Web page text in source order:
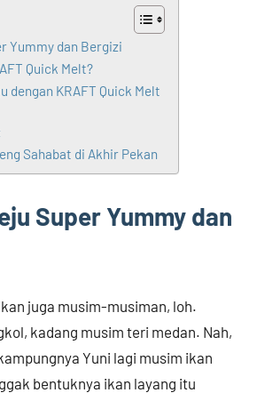
Yummy dan Bergizi
Quick Melt?
dengan KRAFT Quick Melt
Sahabat di Akhir Pekan
Super Yummy dan
juga musim-musiman, loh.
kadang musim teri medan. Nah,
Yuni lagi musim ikan
bentuknya ikan layang itu